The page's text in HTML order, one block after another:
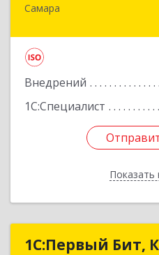
Самара
Внедрений
1С:Специалист
Показать
443013, Самарская
1С:Первый Бит,
1С:Первый